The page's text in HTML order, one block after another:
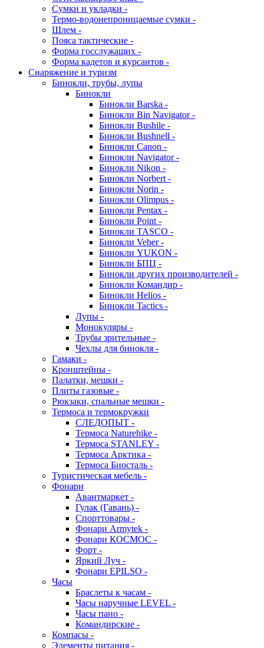
Сумки и укладки -
Термо-водонепроницаемые сумки -
Шлем -
Пояса тактические -
Форма госслужащих -
Форма кадетов и курсантов -
Снаряжение и туризм
Бинокли, трубы, лупы
Бинокли
Бинокли Barska -
Бинокли Bin Navigator -
Бинокли Bushile -
Бинокли Bushnell -
Бинокли Canon -
Бинокли Navigator -
Бинокли Nikon -
Бинокли Norbert -
Бинокли Norin -
Бинокли Olimpus -
Бинокли Pentax -
Бинокли Point -
Бинокли TASCO -
Бинокли Veber -
Бинокли YUKON -
Бинокли БПЦ -
Бинокли других производителей -
Бинокли Командир -
Бинокли Helios -
Бинокли Tactics -
Лупы -
Монокуляры -
Трубы зрительные -
Чехлы для бинокля -
Гамаки -
Кронштейны -
Палатки, мешки -
Плиты газовые -
Рюкзаки, спальные мешки -
Термоса и термокружки
СЛЕДОПЫТ -
Термоса Naturehike -
Термоса STANLEY -
Термоса Арктика -
Термоса Биосталь -
Туристическая мебель -
Фонари
Авантмаркет -
Гулак (Гавань) -
Спорттовары -
Фонари Armytek -
Фонари КОСМОС -
Форт -
Яркий Луч -
Фонари EPILSO -
Часы
Браслеты к часам -
Часы наручные LEVEL -
Часы пано -
Командирские -
Компасы -
Элементы питания -